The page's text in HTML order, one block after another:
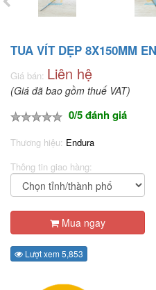
TUA VÍT DẸP 8X150MM
Giá bán: Liên hệ
(Giá đã bao gồm thuế VAT)
0/5 đánh giá
Thương hiệu: Endura
Thông tin giao hàng:
Mua ngay
Lượt xem 5,853